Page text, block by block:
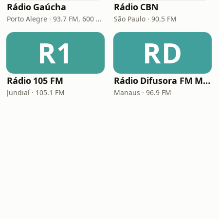
Rádio Gaúcha
Porto Alegre · 93.7 FM, 600 AM
Rádio CBN
São Paulo · 90.5 FM
R1
Rádio 105 FM
Jundiaí · 105.1 FM
RD
Rádio Difusora FM Manaus
Manaus · 96.9 FM